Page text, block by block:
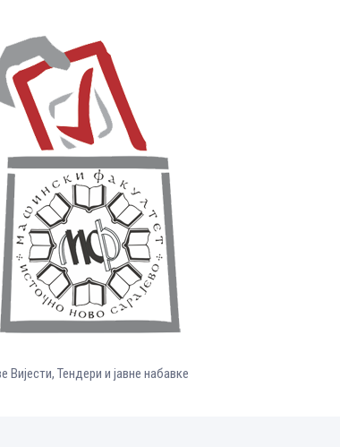
Вијести, Тендери и јавне набавке